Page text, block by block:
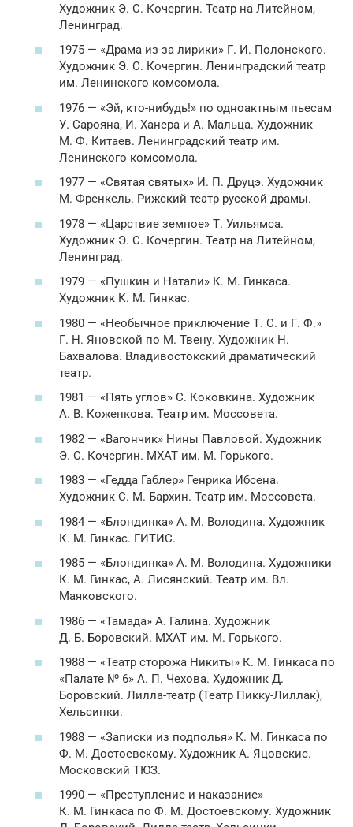
Художник Э. С. Кочергин. Театр на Литейном,
Ленинград.
1975 — «Драма из-за лирики» Г. И. Полонского.
Художник Э. С. Кочергин. Ленинградский театр
им. Ленинского комсомола.
1976 — «Эй, кто-нибудь!» по одноактным пьесам
У. Сарояна, И. Ханера и А. Мальца. Художник
М. Ф. Китаев. Ленинградский театр им.
Ленинского комсомола.
1977 — «Святая святых» И. П. Друцэ. Художник
М. Френкель. Рижский театр русской драмы.
1978 — «Царствие земное» Т. Уильямса.
Художник Э. С. Кочергин. Театр на Литейном,
Ленинград.
1979 — «Пушкин и Натали» К. М. Гинкаса.
Художник К. М. Гинкас.
1980 — «Необычное приключение Т. С. и Г. Ф.»
Г. Н. Яновской по М. Твену. Художник Н.
Бахвалова. Владивостокский драматический
театр.
1981 — «Пять углов» С. Коковкина. Художник
А. В. Коженкова. Театр им. Моссовета.
1982 — «Вагончик» Нины Павловой. Художник
Э. С. Кочергин. МХАТ им. М. Горького.
1983 — «Гедда Габлер» Генрика Ибсена.
Художник С. М. Бархин. Театр им. Моссовета.
1984 — «Блондинка» А. М. Володина. Художник
К. М. Гинкас. ГИТИС.
1985 — «Блондинка» А. М. Володина. Художники
К. М. Гинкас, А. Лисянский. Театр им. Вл.
Маяковского.
1986 — «Тамада» А. Галина. Художник
Д. Б. Боровский. МХАТ им. М. Горького.
1988 — «Театр сторожа Никиты» К. М. Гинкаса по
«Палате № 6» А. П. Чехова. Художник Д.
Боровский. Лилла-театр (Театр Пикку-Лиллак),
Хельсинки.
1988 — «Записки из подполья» К. М. Гинкаса по
Ф. М. Достоевскому. Художник А. Яцовскис.
Московский ТЮЗ.
1990 — «Преступление и наказание»
К. М. Гинкаса по Ф. М. Достоевскому. Художник